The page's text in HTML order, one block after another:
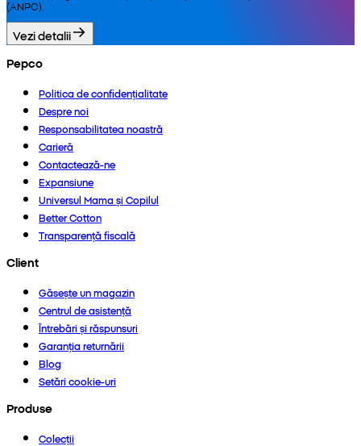
(ANPC).
Vezi detalii
Pepco
Politica de confidențialitate
Despre noi
Responsabilitatea noastră
Carieră
Contactează-ne
Expansiune
Universul Mama și Copilul
Better Cotton
Transparență fiscală
Client
Găsește un magazin
Centrul de asistență
Întrebări și răspunsuri
Garanția returnării
Blog
Setări cookie-uri
Produse
Colecții